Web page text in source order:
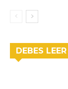
DEBES LEER